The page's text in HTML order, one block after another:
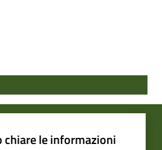
chiare le informazioni